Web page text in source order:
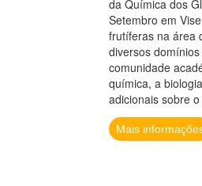
da Química dos
Setembro em
frutíferas na área
diversos
comunidade
química, a
adicionais sobre
Mais